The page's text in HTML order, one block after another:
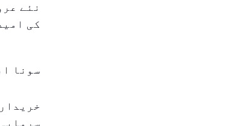
کی
سونا